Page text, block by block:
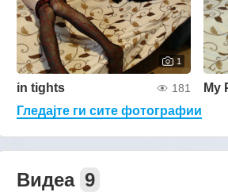
1
in tights 181 My
Гледајте ги сите фотографии
Видеа 9